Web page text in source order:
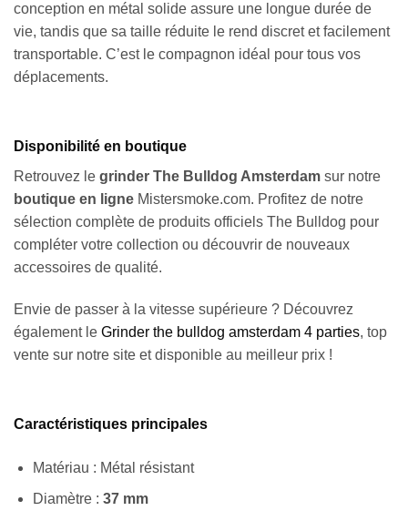
conception en métal solide assure une longue durée de
vie, tandis que sa taille réduite le rend discret et facilement
transportable. C’est le compagnon idéal pour tous vos
déplacements.
Disponibilité en boutique
Retrouvez le grinder The Bulldog Amsterdam sur notre
boutique en ligne Mistersmoke.com. Profitez de notre
sélection complète de produits officiels The Bulldog pour
compléter votre collection ou découvrir de nouveaux
accessoires de qualité.
Envie de passer à la vitesse supérieure ? Découvrez
également le Grinder the bulldog amsterdam 4 parties, top
vente sur notre site et disponible au meilleur prix !
Caractéristiques principales
Matériau : Métal résistant
Diamètre : 37 mm